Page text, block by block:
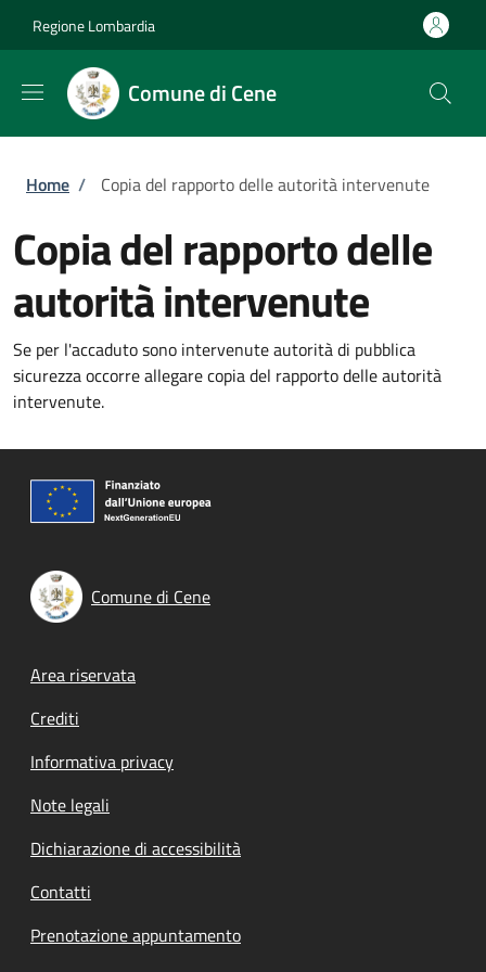
Regione Lombardia
Comune di Cene
Briciole di pane
Home / Copia del rapporto delle autorità intervenute
Copia del rapporto delle
autorità intervenute
Se per l'accaduto sono intervenute autorità di pubblica
sicurezza occorre allegare copia del rapporto delle autorità
intervenute.
Comune di Cene
Footer menu
Area riservata
Crediti
Informativa privacy
Note legali
Dichiarazione di accessibilità
Contatti
Prenotazione appuntamento